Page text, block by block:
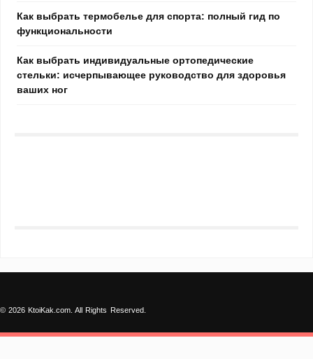
Как выбрать термобелье для спорта: полный гид по
функциональности
Как выбрать индивидуальные ортопедические
стельки: исчерпывающее руководство для здоровья
ваших ног
© 2026 KtoiKak.com. All Rights Reserved.